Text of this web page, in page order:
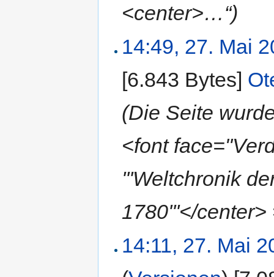
<center>…“)
14:49, 27. Mai
[6.843 Bytes]
(Die Seite
<font
'''Weltchronik
1780'''</
14:11, 27. Mai